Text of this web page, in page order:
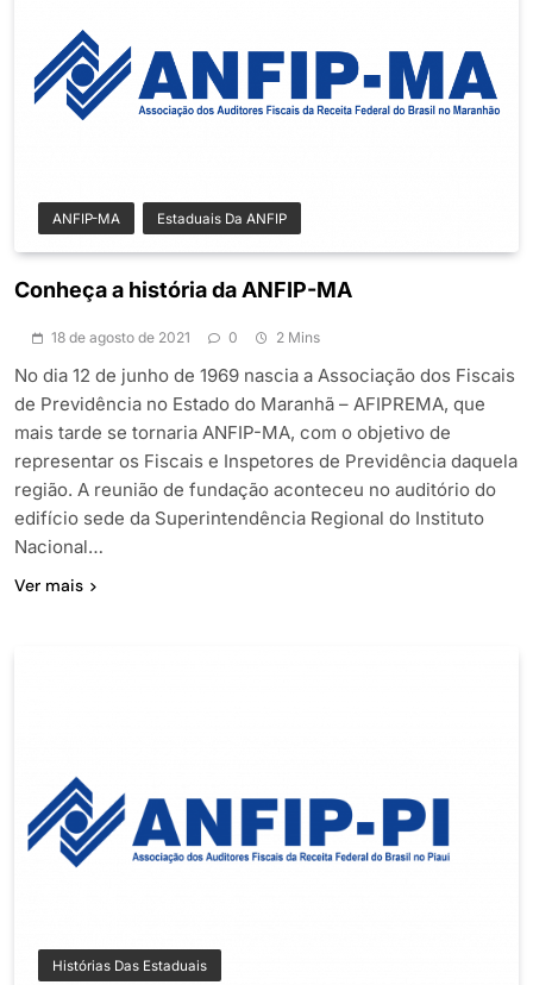
ANFIP-MA Estaduais Da ANFIP
Conheça a história da ANFIP-MA
18 de agosto de 2021 0 2 Mins
No dia 12 de junho de 1969 nascia a Associação dos Fiscais
de Previdência no Estado do Maranhã – AFIPREMA, que
mais tarde se tornaria ANFIP-MA, com o objetivo de
representar os Fiscais e Inspetores de Previdência daquela
região. A reunião de fundação aconteceu no auditório do
edifício sede da Superintendência Regional do Instituto
Nacional…
Ver mais
Histórias Das Estaduais